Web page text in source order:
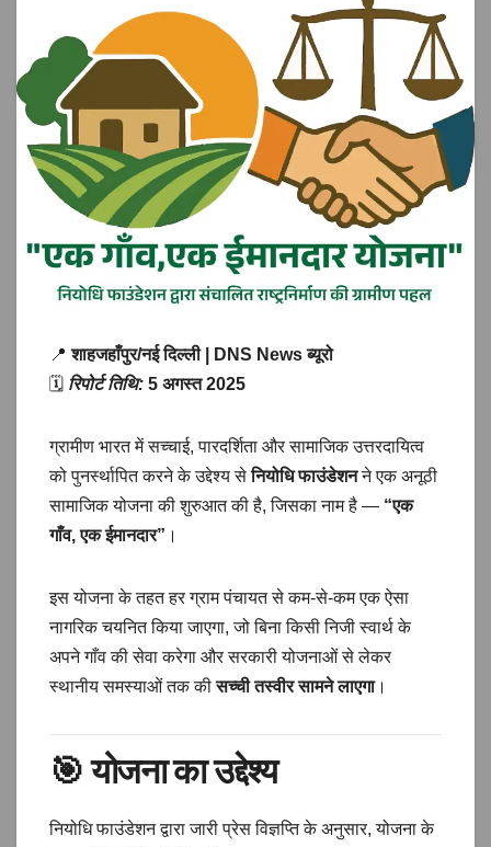
📍शाहजहाँपुर/नई दिल्ली | DNS News ब्यूरो
🗓️ रिपोर्ट तिथि: 5 अगस्त 2025
ग्रामीण भारत में सच्चाई, पारदर्शिता और सामाजिक उत्तरदायित्व
को पुनर्स्थापित करने के उद्देश्य सेनियोधि फाउंडेशनने एक अनूठी
सामाजिक योजना की शुरुआत की है, जिसका नाम है — “एक
गाँव, एक ईमानदार” ।
इस योजना के तहत हर ग्राम पंचायत से कम-से-कम एक ऐसा
नागरिक चयनित किया जाएगा, जो बिना किसी निजी स्वार्थ के
अपने गाँव की सेवा करेगा और सरकारी योजनाओं से लेकर
स्थानीय समस्याओं तक कीसच्ची तस्वीर सामने लाएगा।
🎯योजना का उद्देश्य
नियोधि फाउंडेशन द्वारा जारी प्रेस विज्ञप्ति के अनुसार, योजना के